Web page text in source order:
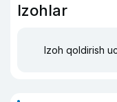
Izohlar
Izoh qoldirish